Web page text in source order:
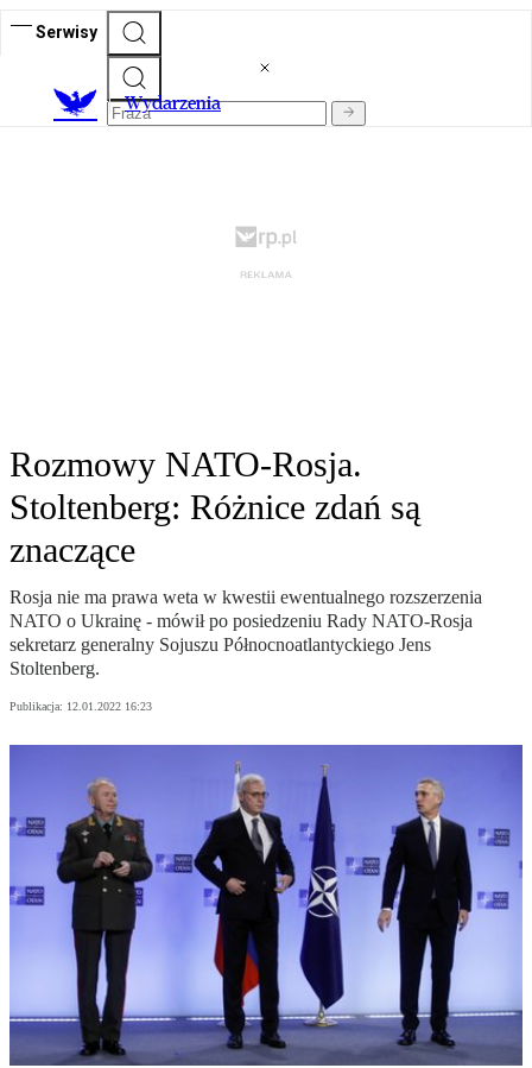
Serwisy
Wydarzenia
Rozmowy NATO-Rosja.
Stoltenberg: Różnice zdań są
znaczące
Rosja nie ma prawa weta w kwestii ewentualnego rozszerzenia
NATO o Ukrainę - mówił po posiedzeniu Rady NATO-Rosja
sekretarz generalny Sojuszu Północnoatlantyckiego Jens
Stoltenberg.
Publikacja: 12.01.2022 16:23